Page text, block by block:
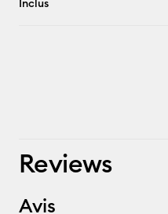
Inclus
Reviews